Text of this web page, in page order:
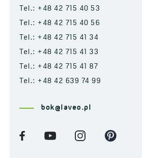
Tel.: +48 42 715 40 53
Tel.: +48 42 715 40 56
Tel.: +48 42 715 41 34
Tel.: +48 42 715 41 33
Tel.: +48 42 715 41 87
Tel.: +48 42 639 74 99
bok@laveo.pl